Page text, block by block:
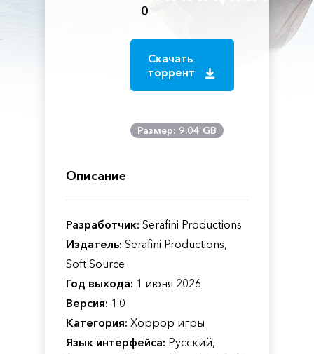
0
Скачать
торрент
Размер: 9.04 GB
Описание
Разработчик: Serafini Productions
Издатель: Serafini Productions,
Soft Source
Год выхода: 1 июня 2026
Версия: 1.0
Категория: Хоррор игры
Язык интерфейса: Русский,